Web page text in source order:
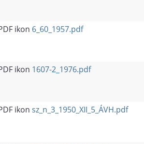
6_60_1957.pdf
1607-2_1976.pdf
sz_n_3_1950_XII_5_ÁVH.pdf